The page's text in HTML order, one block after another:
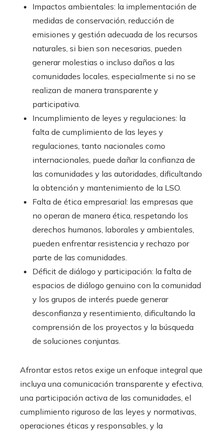
Impactos ambientales: la implementación de
medidas de conservación, reducción de
emisiones y gestión adecuada de los recursos
naturales, si bien son necesarias, pueden
generar molestias o incluso daños a las
comunidades locales, especialmente si no se
realizan de manera transparente y
participativa.
Incumplimiento de leyes y regulaciones: la
falta de cumplimiento de las leyes y
regulaciones, tanto nacionales como
internacionales, puede dañar la confianza de
las comunidades y las autoridades, dificultando
la obtención y mantenimiento de la LSO.
Falta de ética empresarial: las empresas que
no operan de manera ética, respetando los
derechos humanos, laborales y ambientales,
pueden enfrentar resistencia y rechazo por
parte de las comunidades.
Déficit de diálogo y participación: la falta de
espacios de diálogo genuino con la comunidad
y los grupos de interés puede generar
desconfianza y resentimiento, dificultando la
comprensión de los proyectos y la búsqueda
de soluciones conjuntas.
Afrontar estos retos exige un enfoque integral que
incluya una comunicación transparente y efectiva,
una participación activa de las comunidades, el
cumplimiento riguroso de las leyes y normativas,
operaciones éticas y responsables, y la